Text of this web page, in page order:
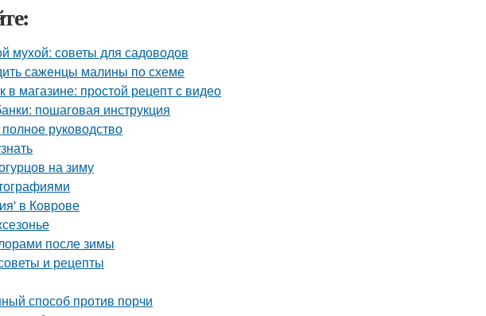
советы для садоводов
саженцы малины по схеме
магазине: простой рецепт с видео
пошаговая инструкция
руководство
на зиму
в Коврове
после зимы
и рецепты
способ против порчи